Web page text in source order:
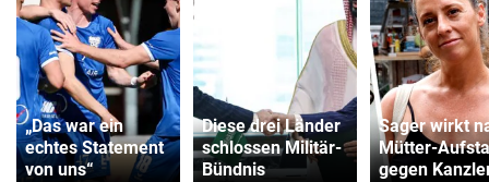
„Das war ein
echtes Statement
von uns“
Diese drei Länder
schlossen Militär-
Bündnis
Sager wirkt
Mütter-
gegen